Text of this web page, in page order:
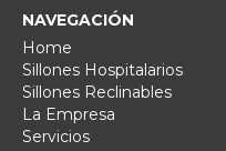
NAVEGACIÓN
Home
Sillones Hospitalarios
Sillones Reclinables
La Empresa
Servicios